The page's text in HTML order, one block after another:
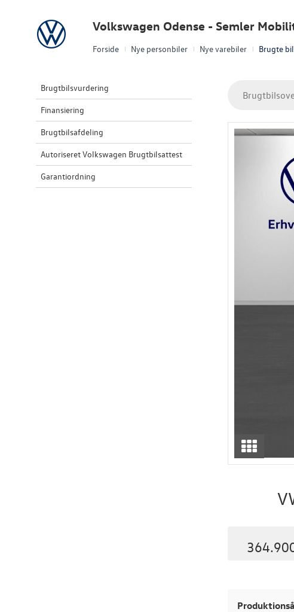
Forside Nye personbiler Nye varebiler Brugte
Volkswagen Volkswagen Odense - Semler
Brugtbilsvurdering
Finansiering
Brugtbilsafdeling
Autoriseret Volkswagen Brugtbilsattest
Garantiordning